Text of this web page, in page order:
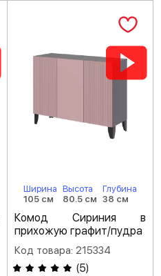
Ширина
105 см
Высота
80.5 см
Глубина
38 см
Комод Сириния в
прихожую графит/пудра
Код товара: 215334
(5)